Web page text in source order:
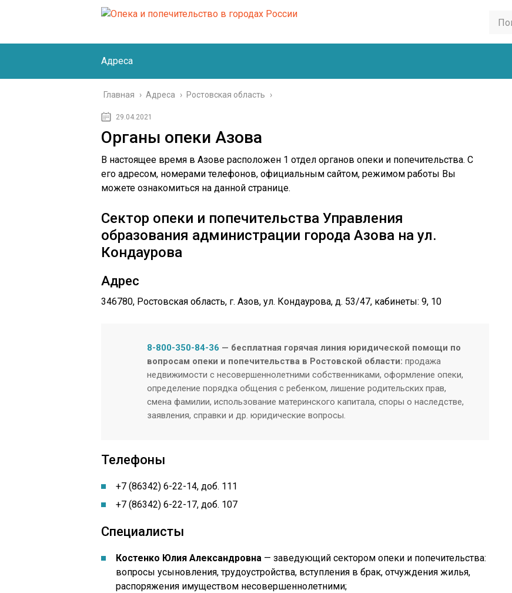
Адреса
Главная › Адреса › Ростовская область ›
29.04.2021
Органы опеки Азова
В настоящее время в Азове расположен 1 отдел органов опеки и попечительства. С
его адресом, номерами телефонов, официальным сайтом, режимом работы Вы
можете ознакомиться на данной странице.
Сектор опеки и попечительства Управления
образования администрации города Азова на ул.
Кондаурова
Адрес
346780, Ростовская область, г. Азов, ул. Кондаурова, д. 53/47, кабинеты: 9, 10
8-800-350-84-36 — бесплатная горячая линия юридической помощи по
вопросам опеки и попечительства в Ростовской области: продажа
недвижимости с несовершеннолетними собственниками, оформление опеки,
определение порядка общения с ребенком, лишение родительских прав,
смена фамилии, использование материнского капитала, споры о наследстве,
заявления, справки и др. юридические вопросы.
Телефоны
+7 (86342) 6-22-14, доб. 111
+7 (86342) 6-22-17, доб. 107
Специалисты
Костенко Юлия Александровна — заведующий сектором опеки и попечительства:
вопросы усыновления, трудоустройства, вступления в брак, отчуждения жилья,
распоряжения имуществом несовершеннолетними;